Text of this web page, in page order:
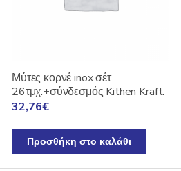
Μύτες κορνέ inox σέτ
26τμχ.+σύνδεσμός Kithen Kraft.
32,76€
Προσθήκη στο καλάθι